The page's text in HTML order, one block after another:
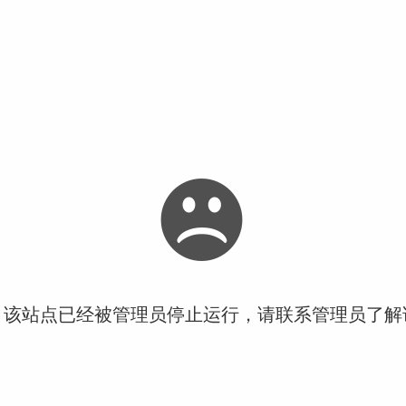
站点已经被管理员停止运行，请联系管理员了